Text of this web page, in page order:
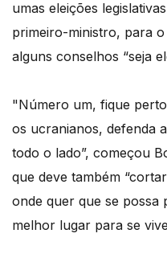
umas eleições
primeiro-ministro, para
alguns conselhos “seja
"Número um, fique
os ucranianos, defenda
todo o lado”, começou
que deve também
onde quer que se possa
melhor lugar para se